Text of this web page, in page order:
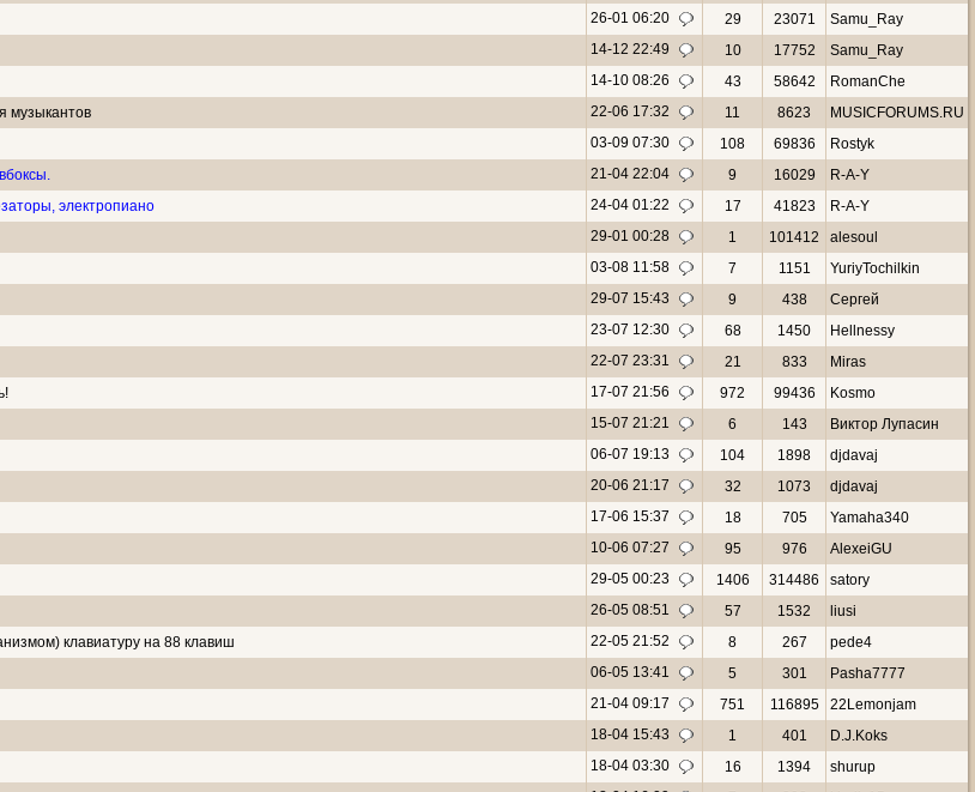
26-01 06:20 29 23071
Samu_Ray
14-12 22:49 10 17752
Samu_Ray
14-10 08:26 43 58642
RomanChe
музыкантов
22-06 17:32 11 8623
MUSICFORUMS.RU
03-09 07:30 108 69836
Rostyk
21-04 22:04 9 16029
R-A-Y
электропиано
24-04 01:22 17 41823
R-A-Y
29-01 00:28 1 101412
alesoul
03-08 11:58 7 1151
YuriyTochilkin
29-07 15:43 9 438
Сергей
23-07 12:30 68 1450
Hellnessy
22-07 23:31 21 833
Miras
17-07 21:56 972 99436
Kosmo
15-07 21:21 6 143
Виктор Лупасин
06-07 19:13 104 1898
djdavaj
20-06 21:17 32 1073
djdavaj
17-06 15:37 18 705
Yamaha340
10-06 07:27 95 976
AlexeiGU
29-05 00:23 1406 314486
satory
26-05 08:51 57 1532
liusi
клавиатуру на 88 клавиш
22-05 21:52 8 267
pede4
06-05 13:41 5 301
Pasha7777
21-04 09:17 751 116895
22Lemonjam
18-04 15:43 1 401
D.J.Koks
18-04 03:30 16 1394
shurup